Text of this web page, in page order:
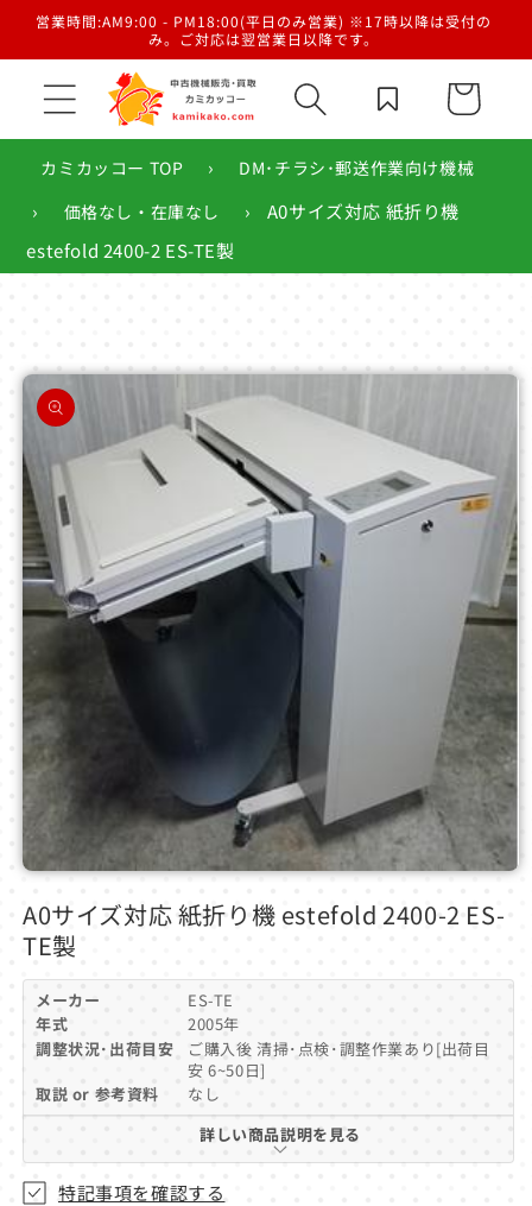
ンツに
営業時間:AM9:00 - PM18:00(平日のみ営業) ※17時以降は受付の
み。ご対応は翌営業日以降です。
カ
ー
カミカッコー TOP
› DM･チラシ･郵送作業向け機械
› 価格なし・在庫なし ›
A0サイズ対応 紙折り機
estefold 2400-2 ES-TE製
商品情
報にス
キップ
モ
ダ
ル
ィ
ア
を
開
A0サイズ対応 紙折り機 estefold 2400-2 ES-
TE製
メーカー
ES-TE
年式
2005年
調整状況･出荷目安
ご購入後 清掃･点検･調整作業あり[出荷目
安 6~50日]
取説 or 参考資料
なし
詳しい商品説明を見る
特記事項を確認する